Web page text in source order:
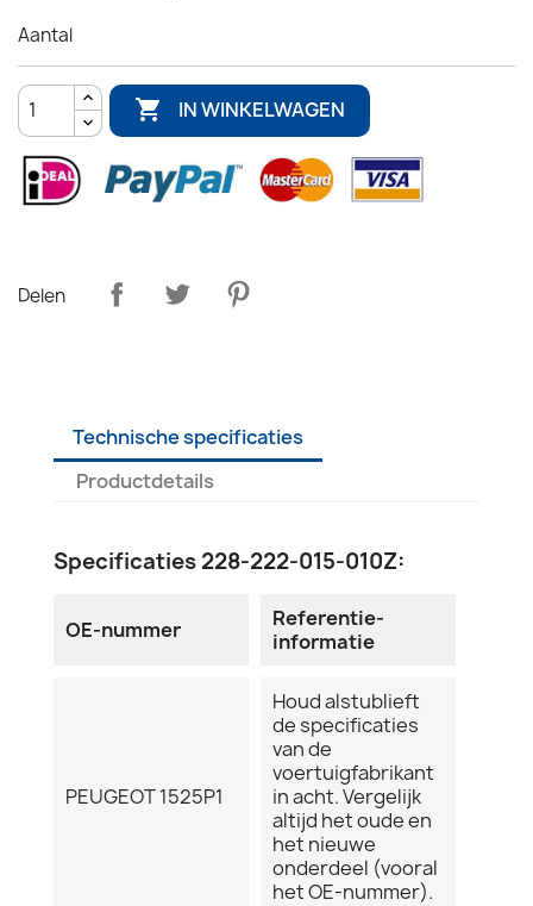
Aantal
 IN WINKELWAGEN
Delen
Technische specificaties
Productdetails
Specificaties 228-222-015-010Z:
OE-nummer
Referentie-
informatie
PEUGEOT 1525P1
Houd alstublieft
de specificaties
van de
voertuigfabrikant
in acht. Vergelijk
altijd het oude en
het nieuwe
onderdeel (vooral
het OE-nummer).